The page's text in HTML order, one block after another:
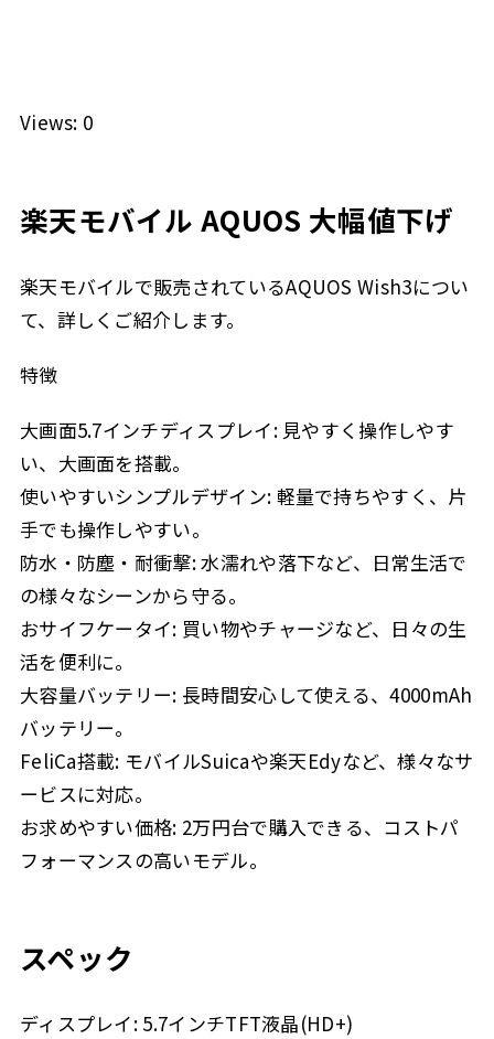
Views: 0
楽天モバイル AQUOS 大幅値下げ
楽天モバイルで販売されているAQUOS Wish3につい
て、詳しくご紹介します。
特徴
大画面5.7インチディスプレイ: 見やすく操作しやす
い、大画面を搭載。
使いやすいシンプルデザイン: 軽量で持ちやすく、片
手でも操作しやすい。
防水・防塵・耐衝撃: 水濡れや落下など、日常生活で
の様々なシーンから守る。
おサイフケータイ: 買い物やチャージなど、日々の生
活を便利に。
大容量バッテリー: 長時間安心して使える、4000mAh
バッテリー。
FeliCa搭載: モバイルSuicaや楽天Edyなど、様々なサ
ービスに対応。
お求めやすい価格: 2万円台で購入できる、コストパ
フォーマンスの高いモデル。
スペック
ディスプレイ: 5.7インチTFT液晶(HD+)